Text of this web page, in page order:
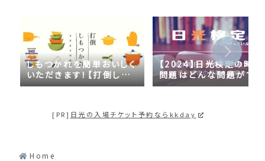
しもつかれを簡単おいしく
いただきます！【打倒しも
つかれｓｅａｓｏｎ２】
【2024】日光検定の時事
問題はどんな問題がでる
の？2023年の時事問題
[PR] 日光の入場チケット予約ならkkday
Home